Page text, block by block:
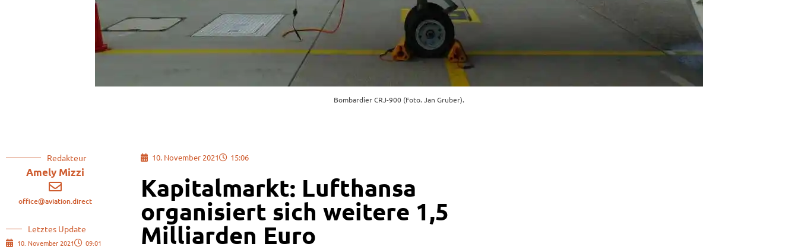
Bombardier CRJ-900 (Foto. Jan Gruber).
Redakteur
Amely Mizzi
office@aviation.direct
Letztes Update
10. November 2021 09:01
10. November 2021 15:06
Kapitalmarkt: Lufthansa
organisiert sich weitere 1,5
Milliarden Euro